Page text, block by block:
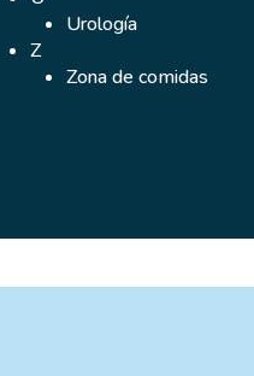
Urología
Z
Zona de comidas